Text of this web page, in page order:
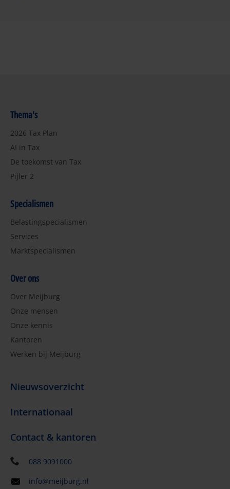
Thema's
2026 Tax Plan
AI in Tax
De toekomst van Tax
Pijler 2
Specialismen
Belastingspecialismen
Services
Marktspecialismen
Over ons
Over Meijburg
Onze mensen
Onze kennis
Kantoren
Werken bij Meijburg
Nieuwsoverzicht
Internationaal
Contact & kantoren
088 9091000
info@meijburg.nl